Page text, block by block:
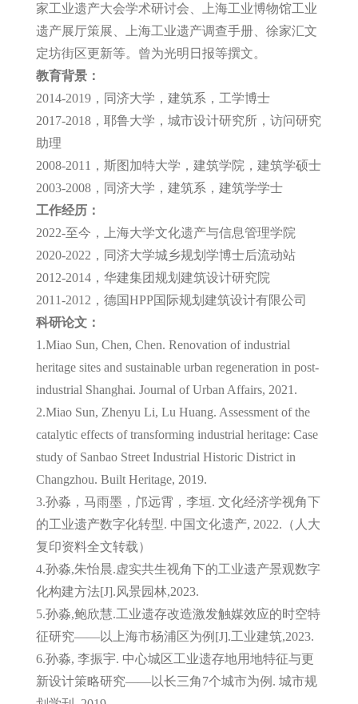
家工业遗产大会学术研讨会、上海工业博物馆工业
遗产展厅策展、上海工业遗产调查手册、徐家汇文
定坊街区更新等。曾为光明日报等撰文。
教育背景：
2014-2019，同济大学，建筑系，工学博士
2017-2018，耶鲁大学，城市设计研究所，访问研究
助理
2008-2011，斯图加特大学，建筑学院，建筑学硕士
2003-2008，同济大学，建筑系，建筑学学士
工作经历：
2022-至今，上海大学文化遗产与信息管理学院
2020-2022，同济大学城乡规划学博士后流动站
2012-2014，华建集团规划建筑设计研究院
2011-2012，德国HPP国际规划建筑设计有限公司
科研论文：
1.Miao Sun, Chen, Chen. Renovation of industrial
heritage sites and sustainable urban regeneration in post-
industrial Shanghai. Journal of Urban Affairs, 2021.
2.Miao Sun, Zhenyu Li, Lu Huang. Assessment of the
catalytic effects of transforming industrial heritage: Case
study of Sanbao Street Industrial Historic District in
Changzhou. Built Heritage, 2019.
3.孙淼，马雨墨，邝远霄，李垣. 文化经济学视角下
的工业遗产数字化转型. 中国文化遗产, 2022.（人大
复印资料全文转载）
4.孙淼,朱怡晨.虚实共生视角下的工业遗产景观数字
化构建方法[J].风景园林,2023.
5.孙淼,鲍欣慧.工业遗存改造激发触媒效应的时空特
征研究——以上海市杨浦区为例[J].工业建筑,2023.
6.孙淼, 李振宇. 中心城区工业遗存地用地特征与更
新设计策略研究——以长三角7个城市为例. 城市规